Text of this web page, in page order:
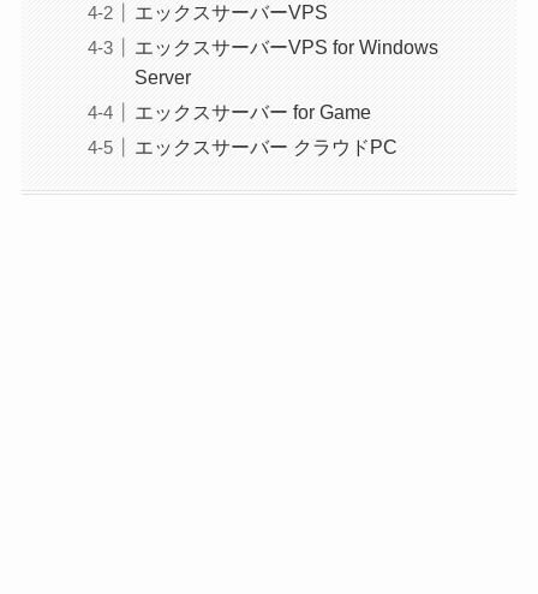
エックスサーバーVPS
エックスサーバーVPS for Windows
Server
エックスサーバー for Game
エックスサーバー クラウドPC